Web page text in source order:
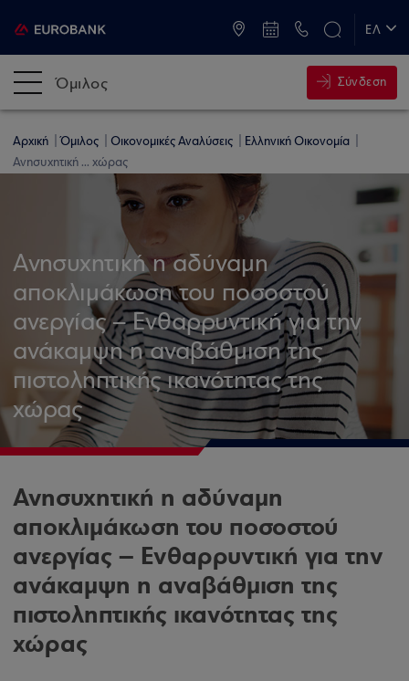
ΕΛ
Όμιλος Σύνδεση
Αρχική Όμιλος Οικονομικές Αναλύσεις
Ελληνική Οικονομία
Ανησυχητική ... χώρας
Ανησυχητική η αδύναμη
αποκλιμάκωση του ποσοστού
ανεργίας – Ενθαρρυντική για την
ανάκαμψη η αναβάθμιση της
πιστοληπτικής ικανότητας της
χώρας
Ανησυχητική η αδύναμη
αποκλιμάκωση του ποσοστού
ανεργίας – Ενθαρρυντική για την
ανάκαμψη η αναβάθμιση της
πιστοληπτικής ικανότητας της
χώρας